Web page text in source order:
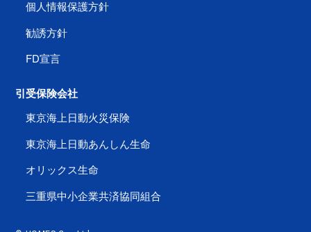
個人情報保護方針
勧誘方針
FD宣言
引受保険会社
東京海上日動火災保険
東京海上日動あんしん生命
オリックス生命
三重県中小企業共済協同組合